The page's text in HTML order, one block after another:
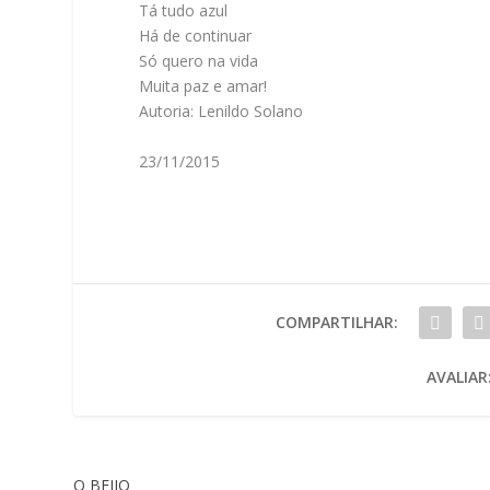
Tá tudo azul
Há de continuar
Só quero na vida
Muita paz e amar!
Autoria: Lenildo Solano
23/11/2015
COMPARTILHAR:
O BEIJO